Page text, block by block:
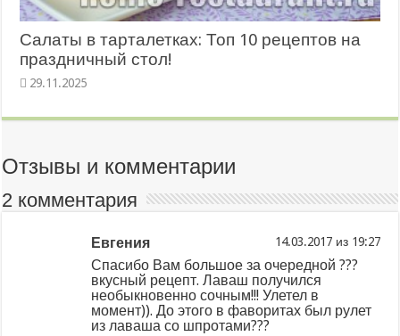
Салаты в тарталетках: Топ 10 рецептов на
праздничный стол!
29.11.2025
Отзывы и комментарии
2 комментария
Евгения из
Спасибо Вам большое за очередной ???
вкусный рецепт. Лаваш получился
необыкновенно сочным!!! Улетел в
момент)). До этого в фаворитах был рулет
из лаваша со шпротами???